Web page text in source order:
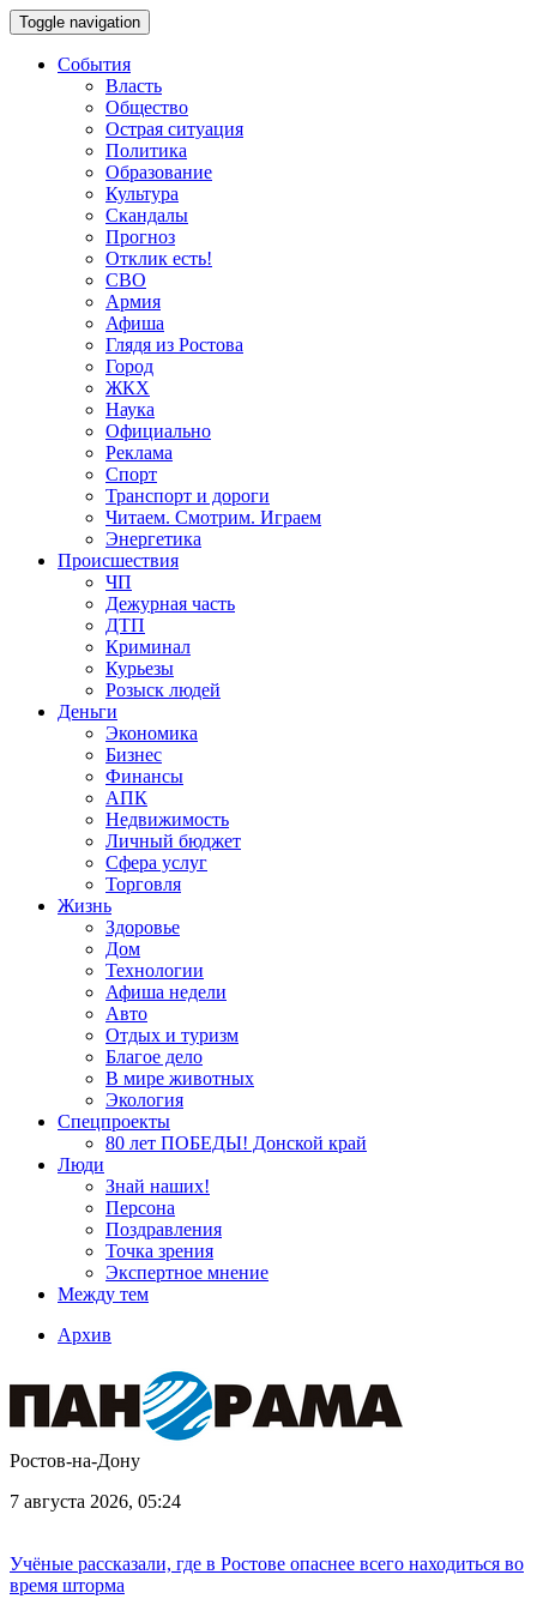
Toggle navigation
События
Власть
Общество
Острая ситуация
Политика
Образование
Культура
Скандалы
Прогноз
Отклик есть!
СВО
Армия
Афиша
Глядя из Ростова
Город
ЖКХ
Наука
Официально
Реклама
Спорт
Транспорт и дороги
Читаем. Смотрим. Играем
Энергетика
Происшествия
ЧП
Дежурная часть
ДТП
Криминал
Курьезы
Розыск людей
Деньги
Экономика
Бизнес
Финансы
АПК
Недвижимость
Личный бюджет
Сфера услуг
Торговля
Жизнь
Здоровье
Дом
Технологии
Афиша недели
Авто
Отдых и туризм
Благое дело
В мире животных
Экология
Спецпроекты
80 лет ПОБЕДЫ! Донской край
Люди
Знай наших!
Персона
Поздравления
Точка зрения
Экспертное мнение
Между тем
Архив
Ростов-на-Дону
7 августа 2026, 05:24
Учёные рассказали, где в Ростове опаснее всего находиться во
время шторма